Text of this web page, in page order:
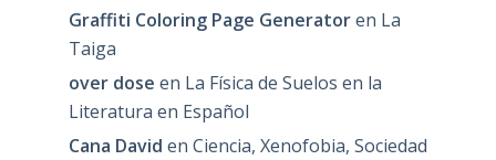
Graffiti Coloring Page Generatoren La
Taiga
over dose en La Física de Suelos en la
Literatura en Español
Cana David en Ciencia, Xenofobia, Sociedad